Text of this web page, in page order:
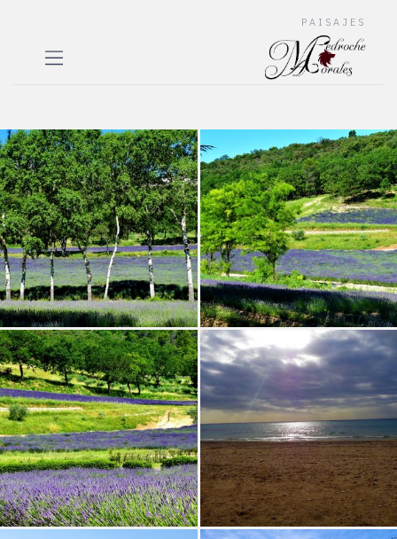
PAISAJES